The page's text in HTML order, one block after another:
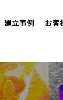
建立事例 お客